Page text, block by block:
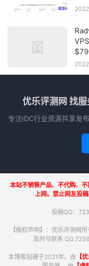
流
优乐评测网 找服
专注IDC行业资源共享发
本站不销售产品、不代购、
上网。禁止网友投
投稿QQ：
【版权声明】：优乐评测网
及时与联系 QQ
本博客创建于2021年，由 【优